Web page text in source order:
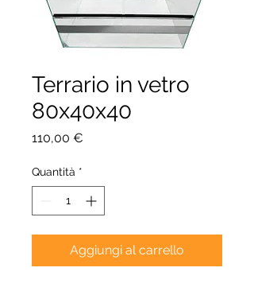
Terrario in vetro
80x40x40
110,00 €
Quantità *
Aggiungi al carrello